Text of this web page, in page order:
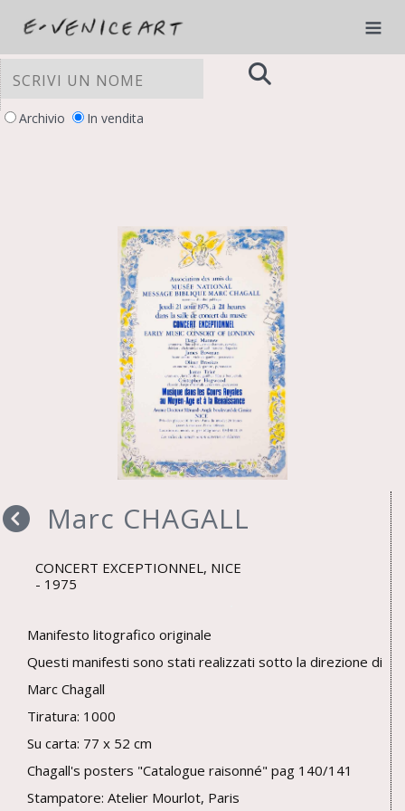
Archivio In vendita
Marc CHAGALL
CONCERT EXCEPTIONNEL, NICE
1975
Manifesto litografico originale
Questi manifesti sono stati realizzati sotto la direzione di
Marc Chagall
Tiratura: 1000
Su carta: 77 x 52 cm
Chagall's posters "Catalogue raisonné" pag 140/141
Stampatore: Atelier Mourlot, Paris